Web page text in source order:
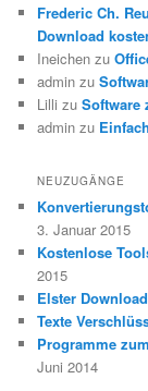
Frederic Ch.
Download
Ineichen zu
admin zu
Lilli zuSoftware
admin zu
NEUZUGÄNGE
3. Januar 2015
Kostenlose
2015
Elster Download
Texte
Programme
Juni 2014